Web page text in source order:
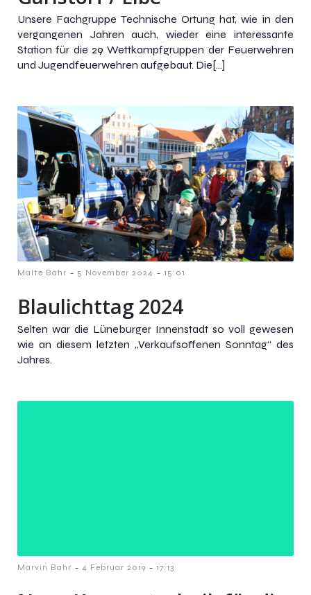
Unsere Fachgruppe Technische Ortung hat, wie in den
vergangenen Jahren auch, wieder eine interessante
Station für die 29 Wettkampfgruppen der Feuerwehren
und Jugendfeuerwehren aufgebaut. Die[…]
Malte Bahr - 5 November 2024 - 15:01
Blaulichttag 2024
Selten war die Lüneburger Innenstadt so voll gewesen
wie an diesem letzten „Verkaufsoffenen Sonntag“ des
Jahres.
Marvin Bahr - 4 Februar 2019 - 17:13